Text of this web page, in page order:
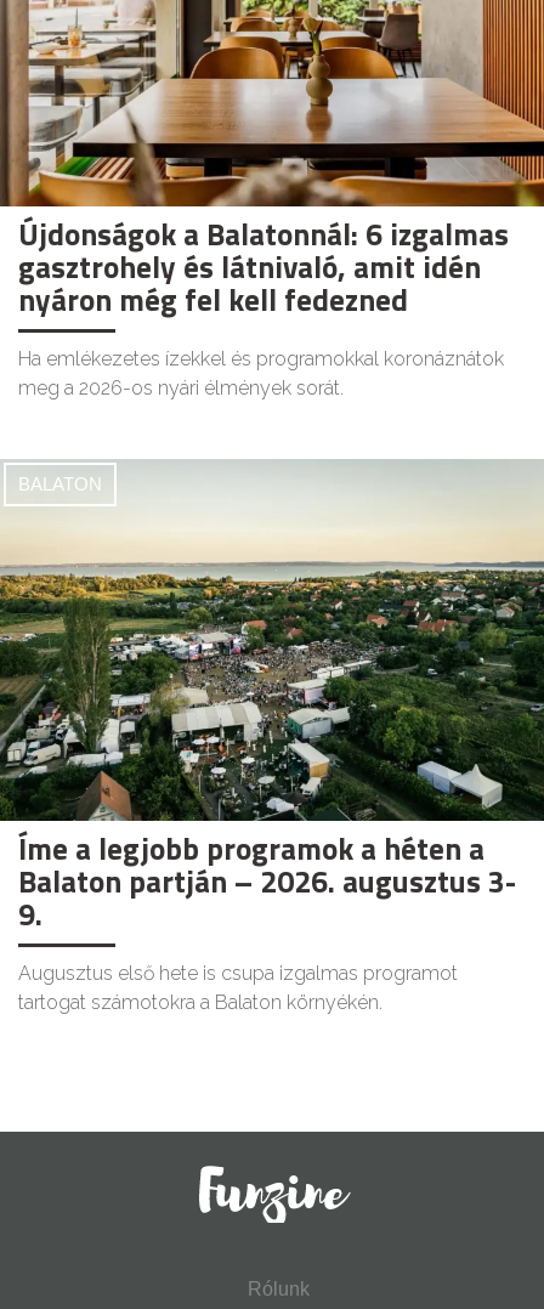
Újdonságok a Balatonnál: 6 izgalmas
gasztrohely és látnivaló, amit idén
nyáron még fel kell fedezned
Ha emlékezetes ízekkel és programokkal koronáznátok
meg a 2026-os nyári élmények sorát.
BALATON
Íme a legjobb programok a héten a
Balaton partján – 2026. augusztus 3-
9.
Augusztus első hete is csupa izgalmas programot
tartogat számotokra a Balaton környékén.
Rólunk